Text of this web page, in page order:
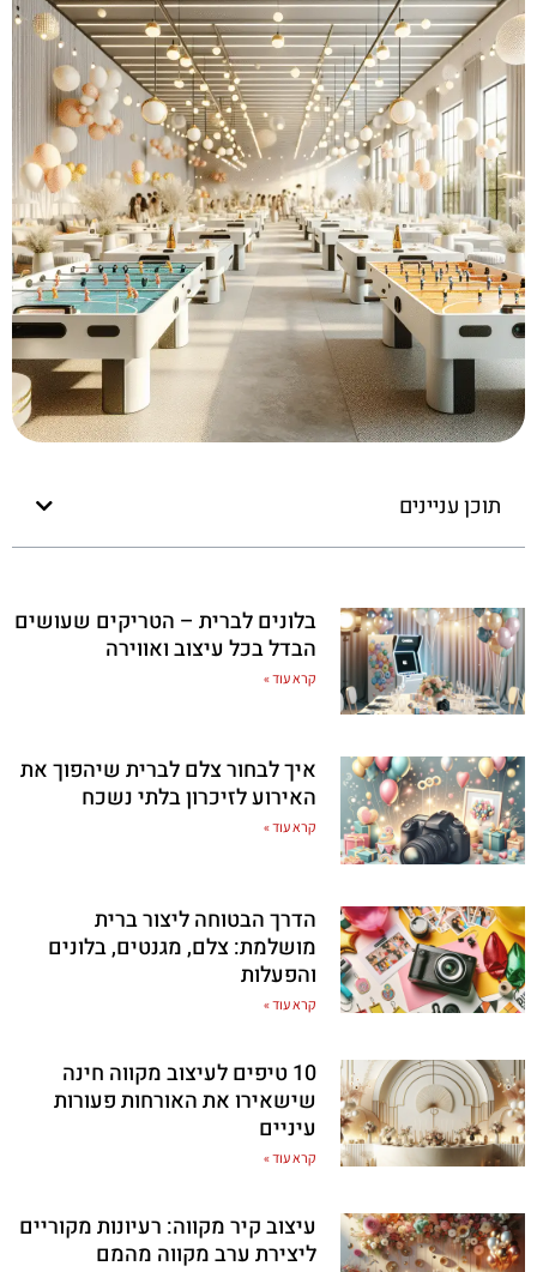
תוכן עניינים
בלונים לברית – הטריקים שעושים
הבדל בכל עיצוב ואווירה
קרא עוד »
איך לבחור צלם לברית שיהפוך את
האירוע לזיכרון בלתי נשכח
קרא עוד »
הדרך הבטוחה ליצור ברית
מושלמת: צלם, מגנטים, בלונים
והפעלות
קרא עוד »
10 טיפים לעיצוב מקווה חינה
שישאירו את האורחות פעורות
עיניים
קרא עוד »
עיצוב קיר מקווה: רעיונות מקוריים
ליצירת ערב מקווה מהמם